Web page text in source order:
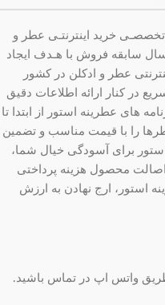
خرید اینترنتـی عطر و
و آرایشی بهداشتی با بیش از 20 سال سابقه فروش با هـدف ایجاد
عطر و ادکلن در کشور
در کنار ارائه اطلاعات دقیق
های عطرینه استور از ابتدا تا
را با قیمت مناسب و تضمین
برای آسودگی خیال شما،
محصول هزینه پرداختی
استور، ارج نهادن به ارزش
واتس اپ در تماس باشید.